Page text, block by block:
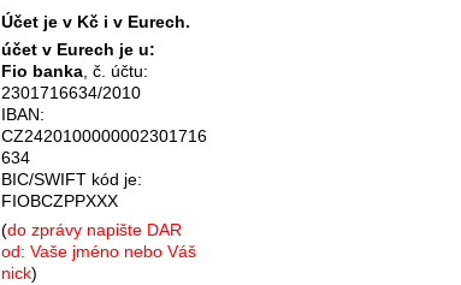
Účet je v Kč i v Eurech.
účet v Eurech je u:
Fio banka, č. účtu:
2301716634/2010
IBAN:
CZ2420100000002301716
634
BIC/SWIFT kód je:
FIOBCZPPXXX
(do zprávy napište DAR
od: Vaše jméno nebo Váš
nick)